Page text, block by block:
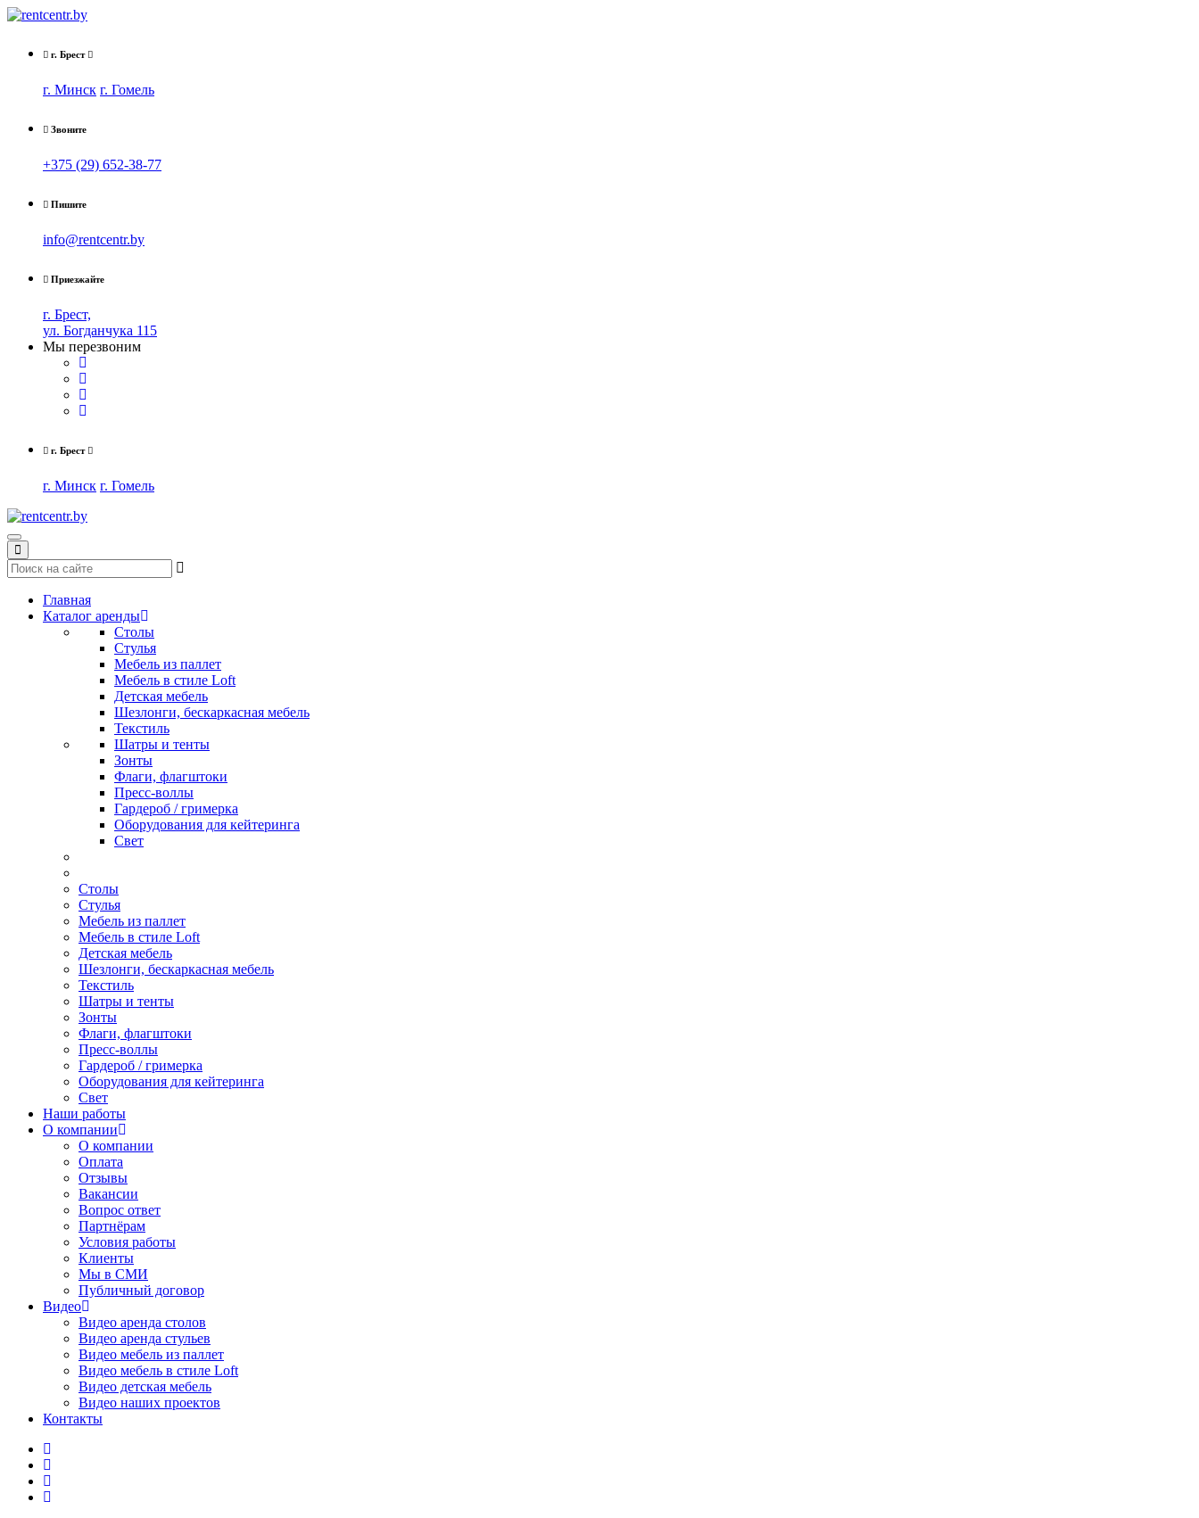
г. Брест
г. Минск г. Гомель
Звоните
+375 (29) 652-38-77
Пишите
info@rentcentr.by
Приезжайте
г. Брест,
ул. Богданчука 115
Мы перезвоним
г. Брест
г. Минск г. Гомель
Toggle
navigation
Главная
Каталог аренды
Столы
Стулья
Мебель из паллет
Мебель в стиле Loft
Детская мебель
Шезлонги, бескаркасная мебель
Текстиль
Шатры и тенты
Зонты
Флаги, флагштоки
Пресс-воллы
Гардероб / гримерка
Оборудования для кейтеринга
Свет
Столы
Стулья
Мебель из паллет
Мебель в стиле Loft
Детская мебель
Шезлонги, бескаркасная мебель
Текстиль
Шатры и тенты
Зонты
Флаги, флагштоки
Пресс-воллы
Гардероб / гримерка
Оборудования для кейтеринга
Свет
Наши работы
О компании
О компании
Оплата
Отзывы
Вакансии
Вопрос ответ
Партнёрам
Условия работы
Клиенты
Мы в СМИ
Публичный договор
Видео
Видео аренда столов
Видео аренда стульев
Видео мебель из паллет
Видео мебель в стиле Loft
Видео детская мебель
Видео наших проектов
Контакты